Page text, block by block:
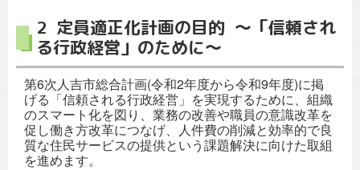
2 定員適正化計画の目的 ～「信頼され
る行政経営」のために～
第6次人吉市総合計画(令和2年度から令和9年度)に掲
げる「信頼される行政経営」を実現するために、組織
のスマート化を図り、業務の改善や職員の意識改革を
促し働き方改革につなげ、人件費の削減と効率的で良
質な住民サービスの提供という課題解決に向けた取組
を進めます。